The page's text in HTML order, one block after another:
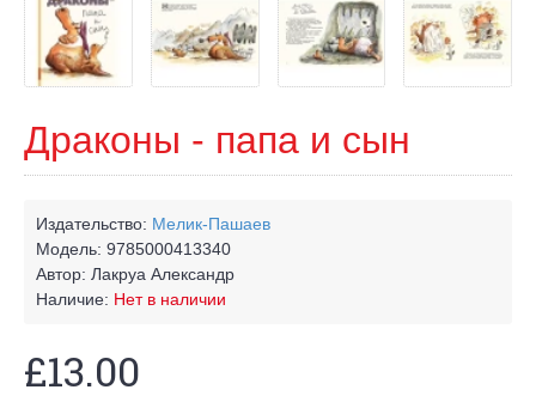
Драконы - папа и сын
Издательство: Мелик-Пашаев
Модель: 9785000413340
Автор: Лакруа Александр
Наличие: Нет в наличии
£13.00